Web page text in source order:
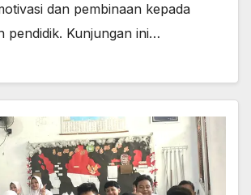
dan pembinaan kepada
pendidik. Kunjungan ini…